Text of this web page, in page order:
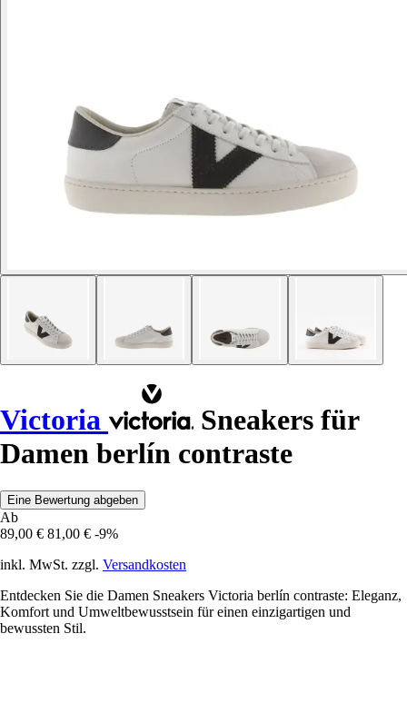
Victoria
Sneakers für
Damen berlín contraste
Eine Bewertung abgeben
Ab
89,00 € 81,00 € -9%
inkl. MwSt. zzgl. Versandkosten
Entdecken Sie die Damen Sneakers Victoria berlín contraste: Eleganz,
Komfort und Umweltbewusstsein für einen einzigartigen und
bewussten Stil.